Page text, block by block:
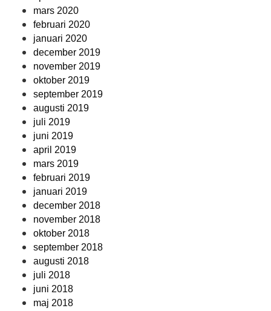
mars 2020
februari 2020
januari 2020
december 2019
november 2019
oktober 2019
september 2019
augusti 2019
juli 2019
juni 2019
april 2019
mars 2019
februari 2019
januari 2019
december 2018
november 2018
oktober 2018
september 2018
augusti 2018
juli 2018
juni 2018
maj 2018